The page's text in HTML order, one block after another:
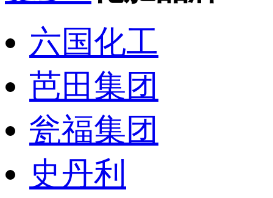
六国化工
芭田集团
瓮福集团
史丹利